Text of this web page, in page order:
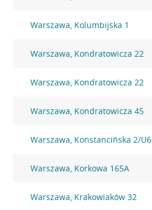
Warszawa, Kolumbijska 1
Warszawa, Kondratowicza 22
Warszawa, Kondratowicza 22
Warszawa, Kondratowicza 45
Warszawa, Konstancińska 2/U6
Warszawa, Korkowa 165A
Warszawa, Krakowiaków 32